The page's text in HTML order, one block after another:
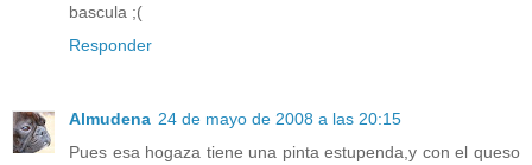
bascula ;(
Responder
Almudena 24 de mayo de 2008 a las 20:15
Pues esa hogaza tiene una pinta estupenda,y con el queso